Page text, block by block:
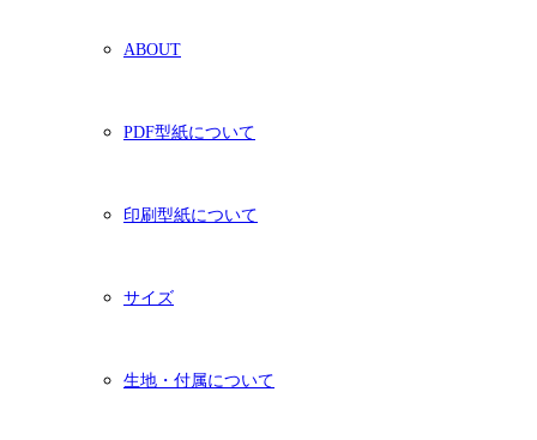
ABOUT
PDF型紙について
印刷型紙について
サイズ
生地・付属について